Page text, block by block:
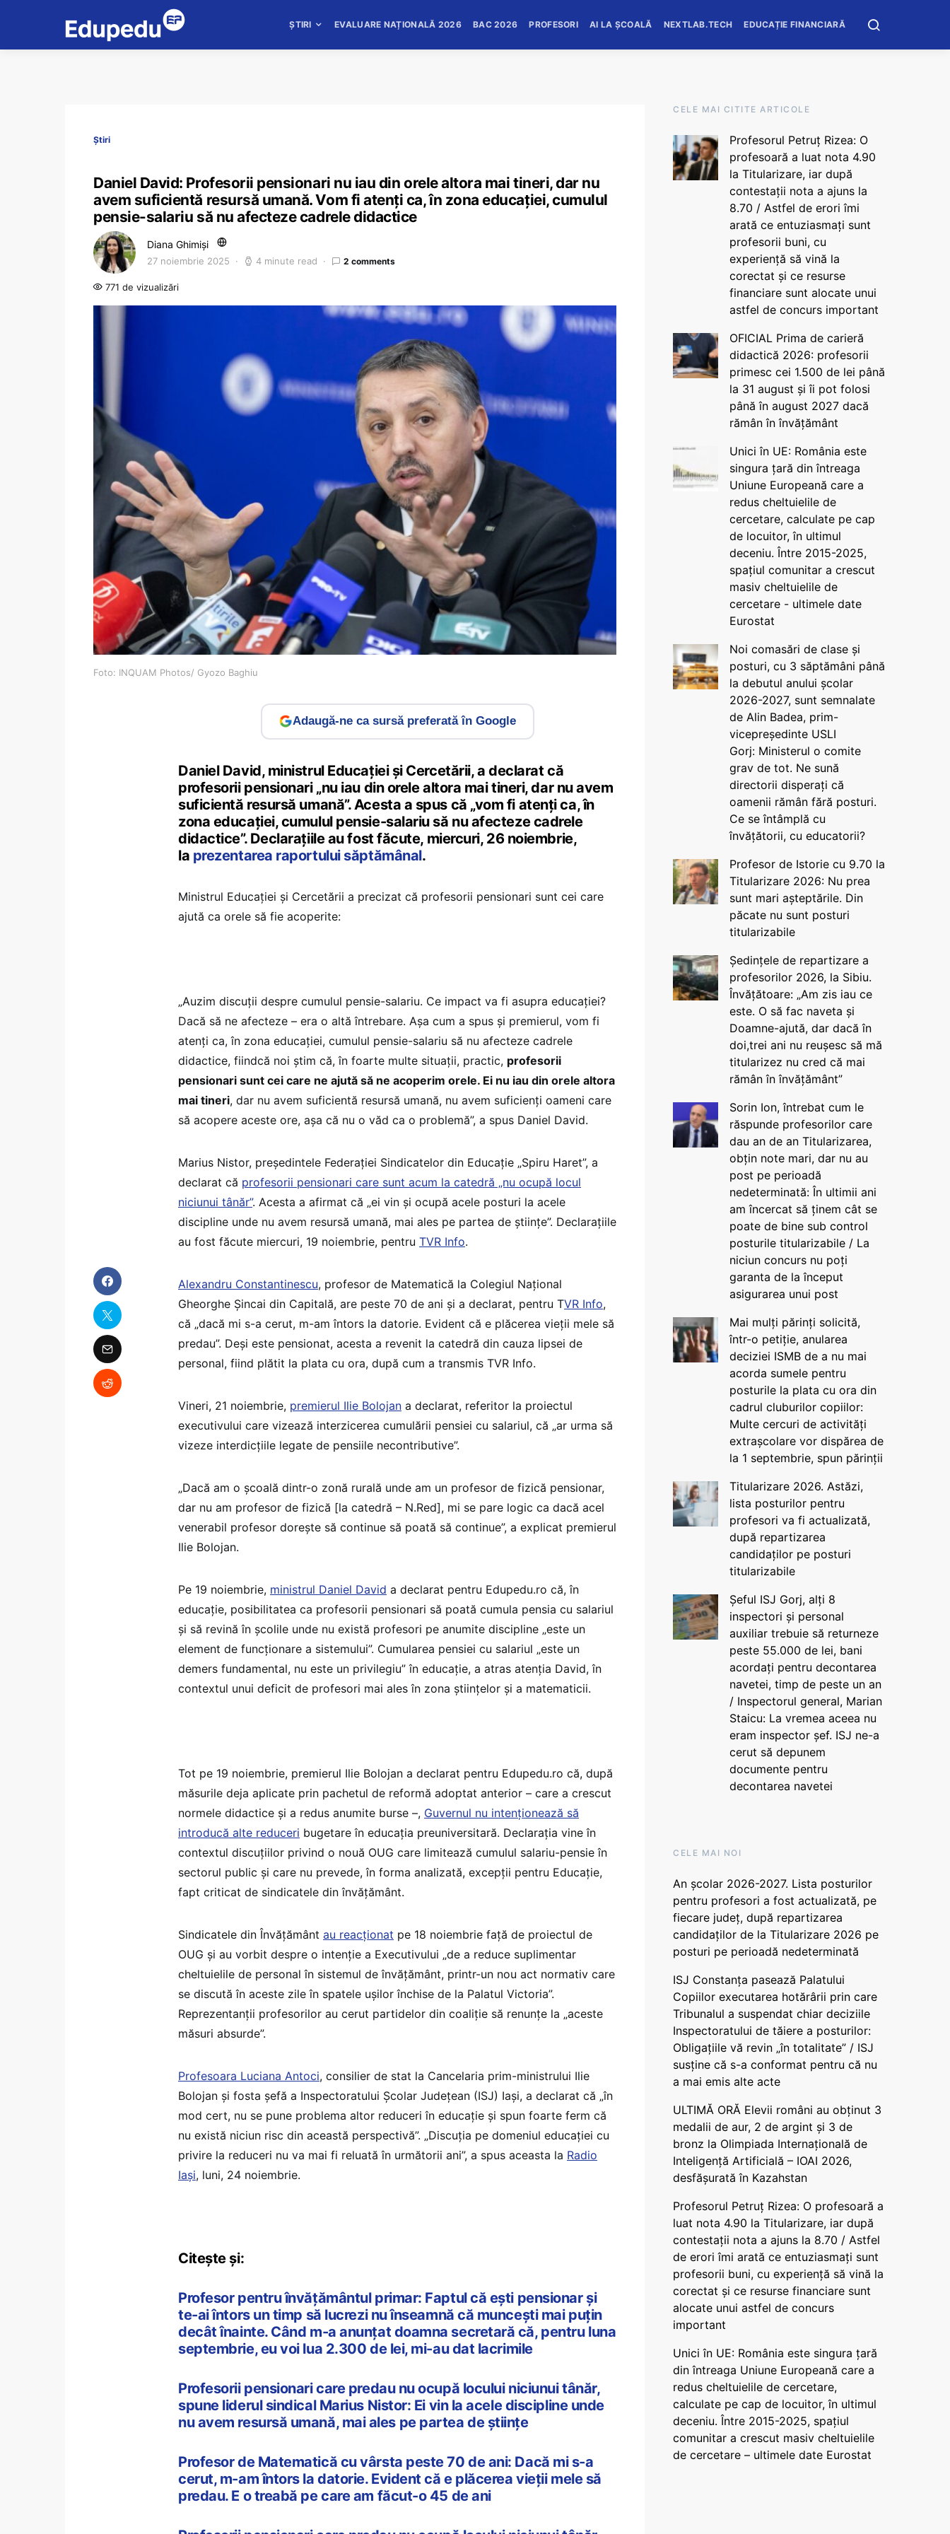
ȘTIRI EVALUARE NAȚIONALĂ 2026 BAC 2026 PROFESORI AI LA ȘCOALĂ NEXTLAB.TECH EDUCAȚIE FINANCIARĂ
Știri
Daniel David: Profesorii pensionari nu iau din orele altora mai tineri, dar nu
avem suficientă resursă umană. Vom fi atenți ca, în zona educației, cumulul
pensie-salariu să nu afecteze cadrele didactice
Diana Ghimiși
27 noiembrie 2025 4 minute read 2 comments
771 de vizualizări
Foto: INQUAM Photos/ Gyozo Baghiu
Adaugă-ne ca sursă preferată în Google
Daniel David, ministrul Educației și Cercetării, a declarat că
profesorii pensionari „nu iau din orele altora mai tineri, dar nu avem
suficientă resursă umană”. Acesta a spus că „vom fi atenți ca, în
zona educației, cumulul pensie-salariu să nu afecteze cadrele
didactice”. Declarațiile au fost făcute, miercuri, 26 noiembrie,
la prezentarea raportului săptămânal.
Ministrul Educației și Cercetării a precizat că profesorii pensionari sunt cei care
ajută ca orele să fie acoperite:
„Auzim discuții despre cumulul pensie-salariu. Ce impact va fi asupra educației?
Dacă să ne afecteze – era o altă întrebare. Așa cum a spus și premierul, vom fi
atenți ca, în zona educației, cumulul pensie-salariu să nu afecteze cadrele
didactice, fiindcă noi știm că, în foarte multe situații, practic, profesorii
pensionari sunt cei care ne ajută să ne acoperim orele. Ei nu iau din orele altora
mai tineri, dar nu avem suficientă resursă umană, nu avem suficienți oameni care
să acopere aceste ore, așa că nu o văd ca o problemă”, a spus Daniel David.
Marius Nistor, președintele Federației Sindicatelor din Educație „Spiru Haret”, a
declarat că profesorii pensionari care sunt acum la catedră „nu ocupă locul
niciunui tânăr”. Acesta a afirmat că „ei vin și ocupă acele posturi la acele
discipline unde nu avem resursă umană, mai ales pe partea de științe”. Declarațiile
au fost făcute miercuri, 19 noiembrie, pentru TVR Info.
Alexandru Constantinescu, profesor de Matematică la Colegiul Naţional
Gheorghe Şincai din Capitală, are peste 70 de ani și a declarat, pentru TVR Info,
că „dacă mi s-a cerut, m-am întors la datorie. Evident că e plăcerea vieţii mele să
predau”. Deși este pensionat, acesta a revenit la catedră din cauza lipsei de
personal, fiind plătit la plata cu ora, după cum a transmis TVR Info.
Vineri, 21 noiembrie, premierul Ilie Bolojan a declarat, referitor la proiectul
executivului care vizează interzicerea cumulării pensiei cu salariul, că „ar urma să
vizeze interdicțiile legate de pensiile necontributive”.
„Dacă am o școală dintr-o zonă rurală unde am un profesor de fizică pensionar,
dar nu am profesor de fizică [la catedră – N.Red], mi se pare logic ca dacă acel
venerabil profesor dorește să continue să poată să continue”, a explicat premierul
Ilie Bolojan.
Pe 19 noiembrie, ministrul Daniel David a declarat pentru Edupedu.ro că, în
educație, posibilitatea ca profesorii pensionari să poată cumula pensia cu salariul
și să revină în școlile unde nu există profesori pe anumite discipline „este un
element de funcționare a sistemului”. Cumularea pensiei cu salariul „este un
demers fundamental, nu este un privilegiu” în educație, a atras atenția David, în
contextul unui deficit de profesori mai ales în zona științelor și a matematicii.
Tot pe 19 noiembrie, premierul Ilie Bolojan a declarat pentru Edupedu.ro că, după
măsurile deja aplicate prin pachetul de reformă adoptat anterior – care a crescut
normele didactice și a redus anumite burse –, Guvernul nu intenționează să
introducă alte reduceri bugetare în educația preuniversitară. Declarația vine în
contextul discuțiilor privind o nouă OUG care limitează cumulul salariu-pensie în
sectorul public și care nu prevede, în forma analizată, excepții pentru Educație,
fapt criticat de sindicatele din învățământ.
Sindicatele din Învățământ au reacționat pe 18 noiembrie față de proiectul de
OUG și au vorbit despre o intenție a Executivului „de a reduce suplimentar
cheltuielile de personal în sistemul de învățământ, printr-un nou act normativ care
se discută în aceste zile în spatele ușilor închise de la Palatul Victoria”.
Reprezentanții profesorilor au cerut partidelor din coaliție să renunțe la „aceste
măsuri absurde”.
Profesoara Luciana Antoci, consilier de stat la Cancelaria prim-ministrului Ilie
Bolojan și fosta șefă a Inspectoratului Școlar Județean (ISJ) Iași, a declarat că „în
mod cert, nu se pune problema altor reduceri în educație și spun foarte ferm că
nu există niciun risc din această perspectivă”. „Discuția pe domeniul educației cu
privire la reduceri nu va mai fi reluată în următorii ani”, a spus aceasta la Radio
Iași, luni, 24 noiembrie.
Citește și:
Profesor pentru învățământul primar: Faptul că eşti pensionar şi
te-ai întors un timp să lucrezi nu înseamnă că munceşti mai puţin
decât înainte. Când m-a anunţat doamna secretară că, pentru luna
septembrie, eu voi lua 2.300 de lei, mi-au dat lacrimile
Profesorii pensionari care predau nu ocupă locului niciunui tânăr,
spune liderul sindical Marius Nistor: Ei vin la acele discipline unde
nu avem resursă umană, mai ales pe partea de științe
Profesor de Matematică cu vârsta peste 70 de ani: Dacă mi s-a
cerut, m-am întors la datorie. Evident că e plăcerea vieţii mele să
predau. E o treabă pe care am făcut-o 45 de ani
CELE MAI CITITE ARTICOLE
Profesorul Petruț Rizea: O
profesoară a luat nota 4.90
la Titularizare, iar după
contestații nota a ajuns la
8.70 / Astfel de erori îmi
arată ce entuziasmați sunt
profesorii buni, cu
experiență să vină la
corectat și ce resurse
financiare sunt alocate unui
astfel de concurs important
OFICIAL Prima de carieră
didactică 2026: profesorii
primesc cei 1.500 de lei până
la 31 august și îi pot folosi
până în august 2027 dacă
rămân în învățământ
Unici în UE: România este
singura țară din întreaga
Uniune Europeană care a
redus cheltuielile de
cercetare, calculate pe cap
de locuitor, în ultimul
deceniu. Între 2015-2025,
spațiul comunitar a crescut
masiv cheltuielile de
cercetare - ultimele date
Eurostat
Noi comasări de clase și
posturi, cu 3 săptămâni până
la debutul anului școlar
2026-2027, sunt semnalate
de Alin Badea, prim-
vicepreședinte USLI
Gorj: Ministerul o comite
grav de tot. Ne sună
directorii disperați că
oamenii rămân fără posturi.
Ce se întâmplă cu
învățătorii, cu educatorii?
Profesor de Istorie cu 9.70 la
Titularizare 2026: Nu prea
sunt mari așteptările. Din
păcate nu sunt posturi
titularizabile
Ședințele de repartizare a
profesorilor 2026, la Sibiu.
Învățătoare: „Am zis iau ce
este. O să fac naveta și
Doamne-ajută, dar dacă în
doi,trei ani nu reușesc să mă
titularizez nu cred că mai
rămân în învățământ”
Sorin Ion, întrebat cum le
răspunde profesorilor care
dau an de an Titularizarea,
obțin note mari, dar nu au
post pe perioadă
nedeterminată: În ultimii ani
am încercat să ținem cât se
poate de bine sub control
posturile titularizabile / La
niciun concurs nu poți
garanta de la început
asigurarea unui post
Mai mulți părinți solicită,
într-o petiție, anularea
deciziei ISMB de a nu mai
acorda sumele pentru
posturile la plata cu ora din
cadrul cluburilor copiilor:
Multe cercuri de activități
extrașcolare vor dispărea de
la 1 septembrie, spun părinții
Titularizare 2026. Astăzi,
lista posturilor pentru
profesori va fi actualizată,
după repartizarea
candidaților pe posturi
titularizabile
Șeful ISJ Gorj, alți 8
inspectori și personal
auxiliar trebuie să returneze
peste 55.000 de lei, bani
acordați pentru decontarea
navetei, timp de peste un an
/ Inspectorul general, Marian
Staicu: La vremea aceea nu
eram inspector șef. ISJ ne-a
cerut să depunem
documente pentru
decontarea navetei
CELE MAI NOI
An școlar 2026-2027. Lista posturilor
pentru profesori a fost actualizată, pe
fiecare județ, după repartizarea
candidaților de la Titularizare 2026 pe
posturi pe perioadă nedeterminată
ISJ Constanța pasează Palatului
Copiilor executarea hotărârii prin care
Tribunalul a suspendat chiar deciziile
Inspectoratului de tăiere a posturilor:
Obligațiile vă revin „în totalitate” / ISJ
susține că s-a conformat pentru că nu
a mai emis alte acte
ULTIMĂ ORĂ Elevii români au obținut 3
medalii de aur, 2 de argint și 3 de
bronz la Olimpiada Internațională de
Inteligență Artificială – IOAI 2026,
desfășurată în Kazahstan
Profesorul Petruț Rizea: O profesoară a
luat nota 4.90 la Titularizare, iar după
contestații nota a ajuns la 8.70 / Astfel
de erori îmi arată ce entuziasmați sunt
profesorii buni, cu experiență să vină la
corectat și ce resurse financiare sunt
alocate unui astfel de concurs
important
Unici în UE: România este singura țară
din întreaga Uniune Europeană care a
redus cheltuielile de cercetare,
calculate pe cap de locuitor, în ultimul
deceniu. Între 2015-2025, spațiul
comunitar a crescut masiv cheltuielile
de cercetare – ultimele date Eurostat